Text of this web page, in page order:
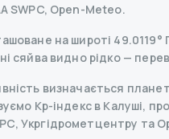
SWPC, Open-Meteo.
на широті 49.0119°
сяйва видно рідко —
визначається
Kp-індекс в Калуші,
Укргідрометцентру та